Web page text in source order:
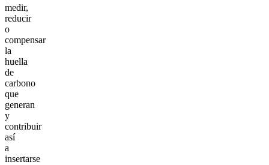
medir,
reducir
o
compensar
la
huella
de
carbono
que
generan
y
contribuir
así
a
insertarse